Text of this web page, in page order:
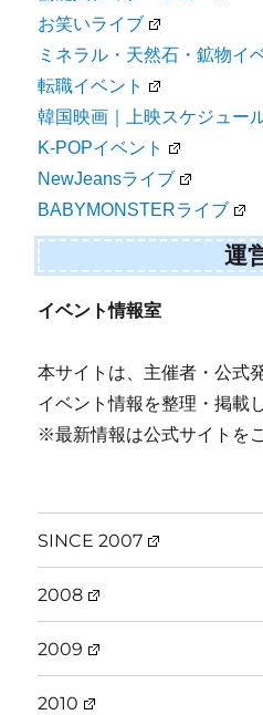
お笑いライブ
ミネラル・天然石・鉱物イ
転職イベント
韓国映画｜上映スケジュー
K-POPイベント
NewJeansライブ
BABYMONSTERライブ
運
イベント情報室
本サイトは、主催者・公式
イベント情報を整理・掲載
※最新情報は公式サイトを
SINCE 2007
2008
2009
2010